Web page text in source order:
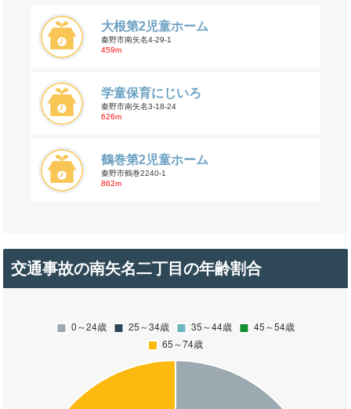
大根第2児童ホーム
秦野市南矢名4-29-1
459m
学童保育にじいろ
秦野市南矢名3-18-24
626m
鶴巻第2児童ホーム
秦野市鶴巻2240-1
862m
交通事故の南矢名二丁目の年齢割合